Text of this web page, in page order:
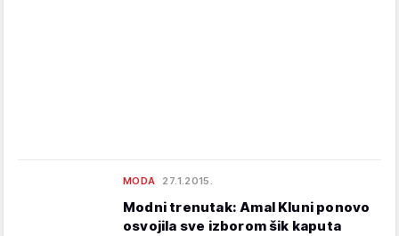
MODA 27.1.2015.
Modni trenutak: Amal Kluni ponovo
osvojila sve izborom šik kaputa